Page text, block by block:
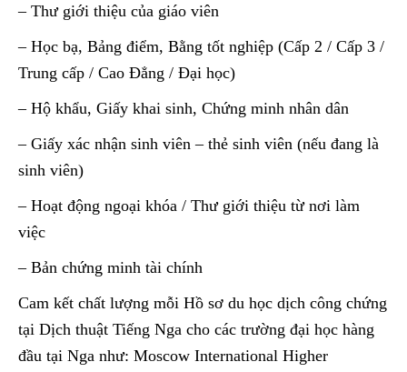
– Thư giới thiệu của giáo viên
– Học bạ, Bảng điểm, Bằng tốt nghiệp (Cấp 2 / Cấp 3 /
Trung cấp / Cao Đẳng / Đại học)
– Hộ khẩu, Giấy khai sinh, Chứng minh nhân dân
– Giấy xác nhận sinh viên – thẻ sinh viên (nếu đang là
sinh viên)
– Hoạt động ngoại khóa / Thư giới thiệu từ nơi làm
việc
– Bản chứng minh tài chính
Cam kết chất lượng mỗi Hồ sơ du học dịch công chứng
tại Dịch thuật Tiếng Nga cho các trường đại học hàng
đầu tại Nga như: Moscow International Higher